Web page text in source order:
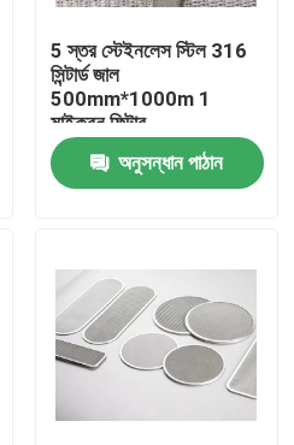
5 স্তর স্টেইনলেস স্টিল 316
সিন্টার্ড জাল
500mm*1000m 1
মাইক্রন ফিল্টার
অনুসন্ধান পাঠান